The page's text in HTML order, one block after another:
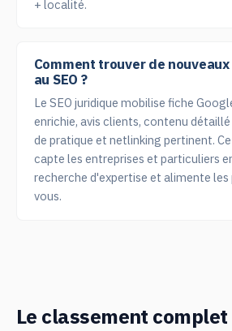
+ localité.
Comment trouver de
au SEO ?
Le SEO juridique mobilise fiche
enrichie, avis clients, contenu
de pratique et netlinking pertinent.
capte les entreprises et particuliers
recherche d'expertise et alimente les
vous.
Le classement complet